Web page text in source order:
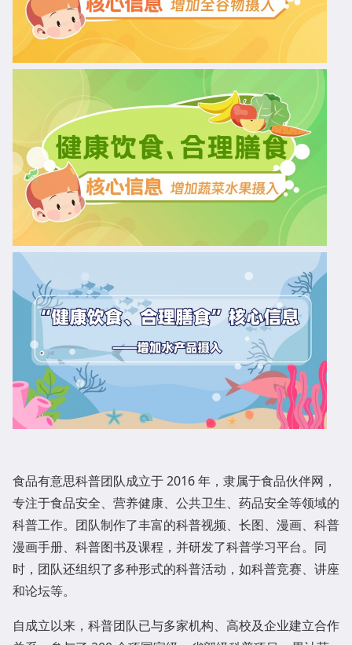
食品有意思科普团队成立于 2016 年， 隶属于食品伙伴网，
专注于食品安全、营养健康、公共卫生、药品安全等领域的
科普工作。团队制作了丰富的科普视频、长图、漫画、科普
漫画手册、科普图书及课程，并研发了科普学习平台。同
时，团队还组织了多种形式的科普活动，如科普竞赛、讲座
和论坛等。
自成立以来，科普团队已与多家机构、高校及企业建立合作